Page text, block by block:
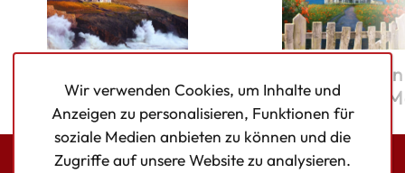
Cottage am Meer
Die
Cottage am
Wir verwenden Cookies, um Inhalte und
Anzeigen zu personalisieren, Funktionen für
soziale Medien anbieten zu können und die
Zugriffe auf unsere Website zu analysieren.